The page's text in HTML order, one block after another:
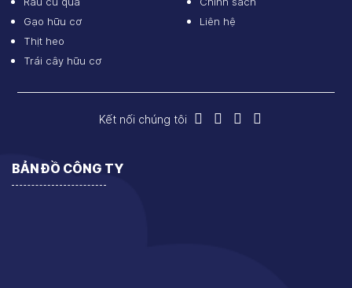
Gạo hữu cơ
Thịt heo
Trái cây hữu cơ
Liên hệ
Kết nối chúng tôi
BẢN ĐỒ CÔNG TY